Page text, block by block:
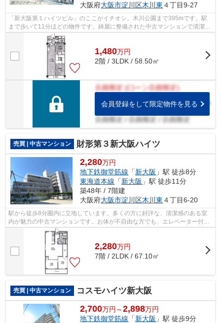
大阪府大阪市淀川区木川東 ４丁目9-27
「新大阪第１ハイツビル」のここがイチオシ。木川公園まで395mです。駅
まで歩いて11分ほどの物件です。綺麗に整備された中古マンションで清潔感
を感じます。不動産のことで悩みがある...
1,480万円
2階 / 3LDK / 58.50㎡
会員登録をして限定物件を見る
売買 | 中古マンション 財形第３新大阪ハイツ
2,280万円
地下鉄御堂筋線 「新大阪 」駅 徒歩8分
東海道本線 「新大阪 」駅 徒歩11分
築48年 / 7階建
大阪府大阪市淀川区木川東 ４丁目6-20
駅から徒歩8分圏内に立地しています。多くの方に好評な、清潔感のある室
内が魅力の中古マンションです。お体が不自由な方でも、エレベーター付き
の物件なので昇り降りが安心です。地下...
2,280万円
7階 / 2LDK / 67.10㎡
売買 | 中古マンション コスモハイツ新大阪
2,700万円～2,898万円
地下鉄御堂筋線 「新大阪 」駅 徒歩9分